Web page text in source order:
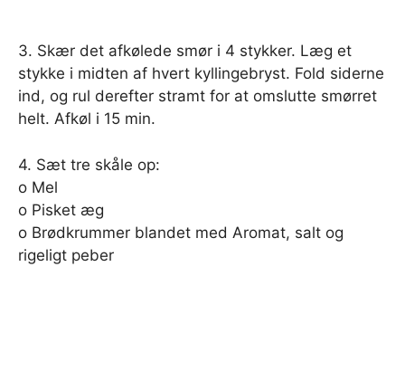
3. Skær det afkølede smør i 4 stykker. Læg et
stykke i midten af ​​hvert kyllingebryst. Fold siderne
ind, og rul derefter stramt for at omslutte smørret
helt. Afkøl i 15 min.
4. Sæt tre skåle op:
o Mel
o Pisket æg
o Brødkrummer blandet med Aromat, salt og
rigeligt peber